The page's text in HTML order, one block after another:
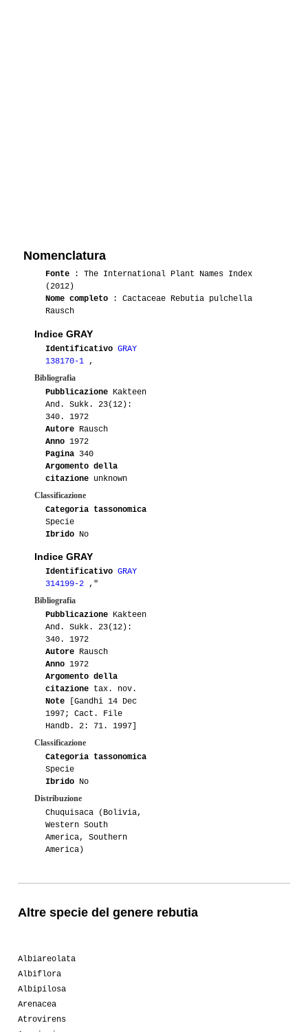
Nomenclatura
Fonte : The International Plant Names Index
(2012)
Nome completo : Cactaceae Rebutia pulchella
Rausch
Indice GRAY
Identificativo GRAY
138170-1 ,
Bibliografia
Pubblicazione Kakteen
And. Sukk. 23(12):
340. 1972
Autore Rausch
Anno 1972
Pagina 340
Argomento della
citazione unknown
Classificazione
Categoria tassonomica
Specie
Ibrido No
Indice GRAY
Identificativo GRAY
314199-2 ,"
Bibliografia
Pubblicazione Kakteen
And. Sukk. 23(12):
340. 1972
Autore Rausch
Anno 1972
Argomento della
citazione tax. nov.
Note [Gandhi 14 Dec
1997; Cact. File
Handb. 2: 71. 1997]
Classificazione
Categoria tassonomica
Specie
Ibrido No
Distribuzione
Chuquisaca (Bolivia,
Western South
America, Southern
America)
Altre specie del genere rebutia
Albiareolata
Albiflora
Albipilosa
Arenacea
Atrovirens